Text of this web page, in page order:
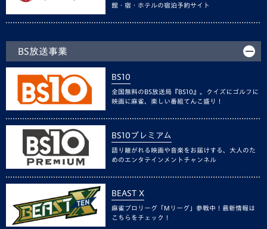
館・宿・ホテルの宿泊予約サイト
BS放送事業
BS10
全国無料のBS放送局『BS10』。クイズにゴルフに
映画に麻雀、楽しい番組てんこ盛り！
BS10プレミアム
語り継がれる映画や音楽をお届けする、大人のた
めのエンタテインメントチャンネル
BEAST X
麻雀プロリーグ「Mリーグ」参戦中！最新情報は
こちらをチェック！